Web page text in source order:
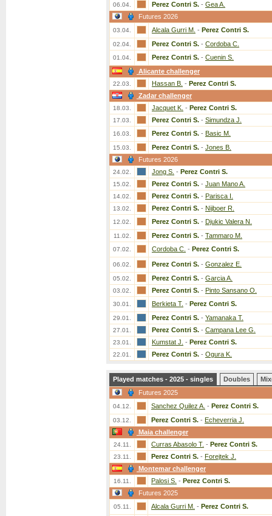
06.04. Perez Contri S. - Gea A.
Futures 2026
03.04. Alcala Gurri M. - Perez Contri S.
02.04. Perez Contri S. - Cordoba C.
01.04. Perez Contri S. - Cuenin S.
Alicante challenger
22.03. Hassan B. - Perez Contri S.
Zadar challenger
18.03. Jacquet K. - Perez Contri S.
17.03. Perez Contri S. - Simundza J.
16.03. Perez Contri S. - Basic M.
15.03. Perez Contri S. - Jones B.
Futures 2026
24.02. Jong S. - Perez Contri S.
15.02. Perez Contri S. - Juan Mano A.
14.02. Perez Contri S. - Parisca I.
13.02. Perez Contri S. - Nijboer R.
12.02. Perez Contri S. - Djukic Valera N.
11.02. Perez Contri S. - Tammaro M.
07.02. Cordoba C. - Perez Contri S.
06.02. Perez Contri S. - Gonzalez E.
05.02. Perez Contri S. - Garcia A.
03.02. Perez Contri S. - Pinto Sansano O.
30.01. Berkieta T. - Perez Contri S.
29.01. Perez Contri S. - Yamanaka T.
27.01. Perez Contri S. - Campana Lee G.
23.01. Kumstat J. - Perez Contri S.
22.01. Perez Contri S. - Ogura K.
Played matches - 2025 - singles Doubles
Futures 2025
04.12. Sanchez Quilez A. - Perez Contri S.
03.12. Perez Contri S. - Echeverria J.
Maia challenger
24.11. Curras Abasolo T. - Perez Contri S.
23.11. Perez Contri S. - Forejtek J.
Montemar challenger
16.11. Palosi S. - Perez Contri S.
Futures 2025
05.11. Alcala Gurri M. - Perez Contri S.